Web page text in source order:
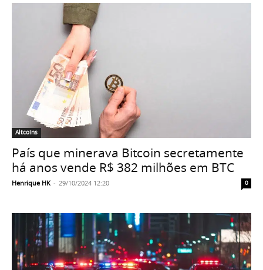
Altcoins
País que minerava Bitcoin secretamente
há anos vende R$ 382 milhões em BTC
Henrique HK - 29/10/2024 12:20 0